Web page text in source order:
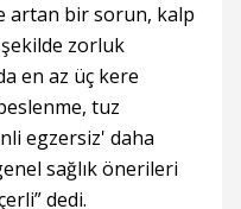
artan bir sorun, kalp
şekilde zorluk
en az üç kere
tuz
egzersiz' daha
sağlık önerileri
dedi.